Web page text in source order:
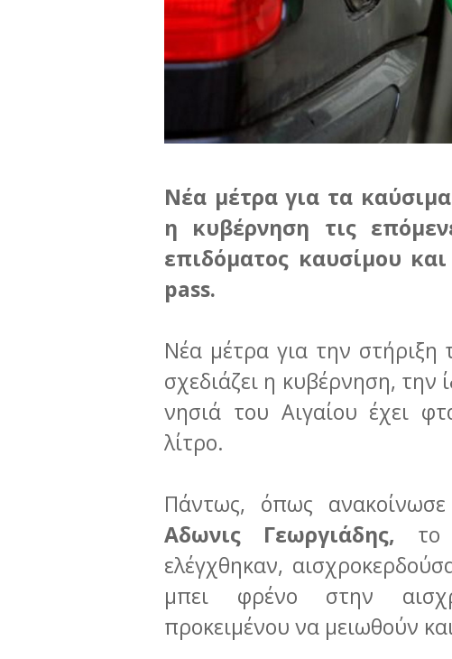
Νέα μέτρα για τα
η κυβέρνηση τις
επιδόματος καυσίμου
pass.
Νέα μέτρα για την στήριξη
σχεδιάζει η κυβέρνηση, την
νησιά του Αιγαίου έχει
λίτρο.
Πάντως, όπως
Αδωνις Γεωργιάδης,
ελέγχθηκαν,
μπει φρένο στην
προκειμένου να μειωθούν